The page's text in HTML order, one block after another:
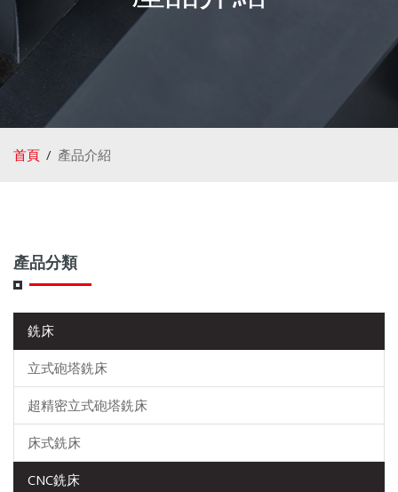
首頁 產品介紹
產品分類
銑床
立式砲塔銑床
超精密立式砲塔銑床
床式銑床
CNC銑床